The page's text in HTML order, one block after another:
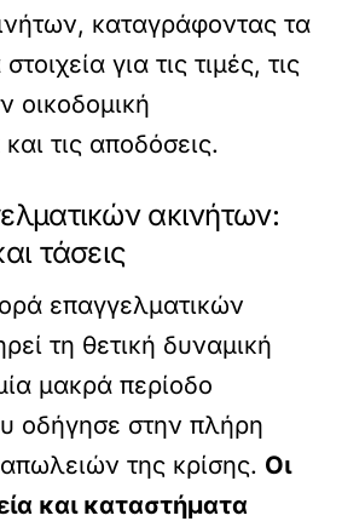
καταγράφοντας τα
για τις τιμές, τις
οικοδομική
τις αποδόσεις.
ακινήτων:
τάσεις
επαγγελματικών
τη θετική δυναμική
μακρά περίοδο
οδήγησε στην πλήρη
της κρίσης. Οι
και καταστήματα